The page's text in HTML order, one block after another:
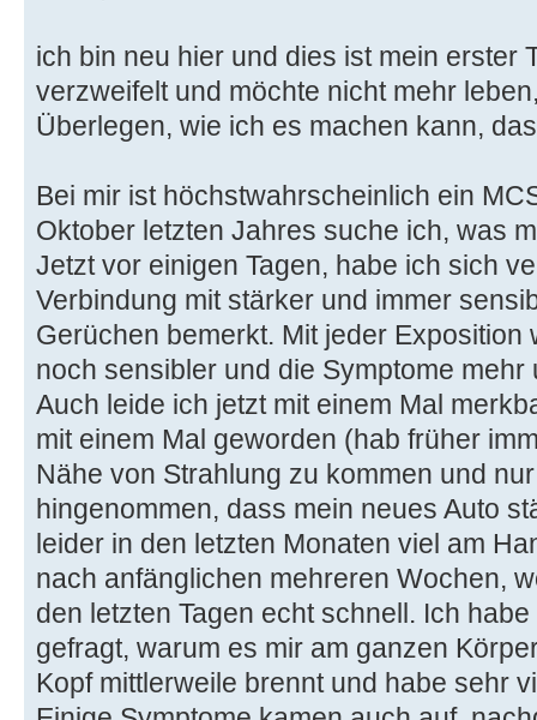
ich bin neu hier und dies ist mein erster
verzweifelt und möchte nicht mehr
Überlegen, wie ich es machen kann,
Bei mir ist höchstwahrscheinlich ein
Oktober letzten Jahres suche ich, was
Jetzt vor einigen Tagen, habe ich sich
Verbindung mit stärker und immer
Gerüchen bemerkt. Mit jeder
noch sensibler und die Symptome mehr
Auch leide ich jetzt mit einem Mal
mit einem Mal geworden (hab früher
Nähe von Strahlung zu kommen und
hingenommen, dass mein neues Auto
leider in den letzten Monaten viel am
nach anfänglichen mehreren Wochen,
den letzten Tagen echt schnell. Ich
gefragt, warum es mir am ganzen
Kopf mittlerweile brennt und habe sehr